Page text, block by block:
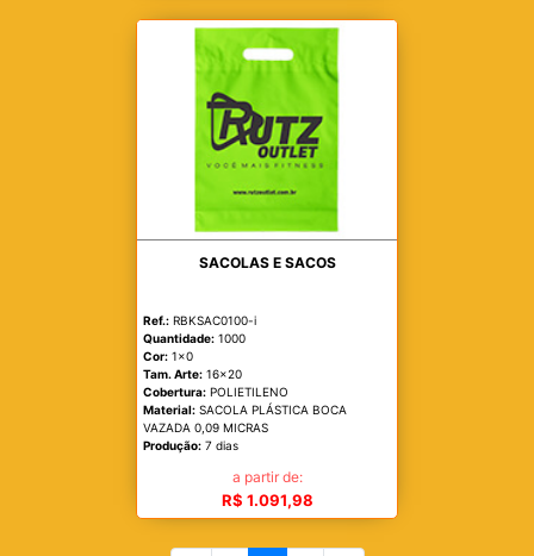
SACOLAS E SACOS
Ref.: RBKSAC0100-i
Quantidade: 1000
Cor: 1x0
Tam. Arte: 16x20
Cobertura: POLIETILENO
Material: SACOLA PLÁSTICA BOCA
VAZADA 0,09 MICRAS
Produção: 7 dias
a partir de:
R$ 1.091,98